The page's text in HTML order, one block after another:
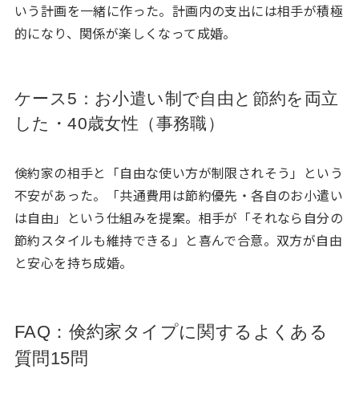
いう計画を一緒に作った。計画内の支出には相手が積極
的になり、関係が楽しくなって成婚。
ケース5：お小遣い制で自由と節約を両立
した・40歳女性（事務職）
倹約家の相手と「自由な使い方が制限されそう」という
不安があった。「共通費用は節約優先・各自のお小遣い
は自由」という仕組みを提案。相手が「それなら自分の
節約スタイルも維持できる」と喜んで合意。双方が自由
と安心を持ち成婚。
FAQ：倹約家タイプに関するよくある
質問15問